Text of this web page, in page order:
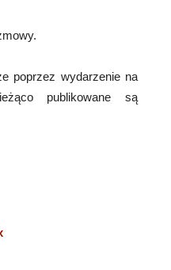
poprzez wydarzenie na
publikowane są